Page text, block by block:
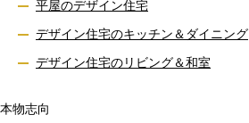
平屋のデザイン住宅
デザイン住宅のキッチン＆ダイニング
デザイン住宅のリビング＆和室
本物志向